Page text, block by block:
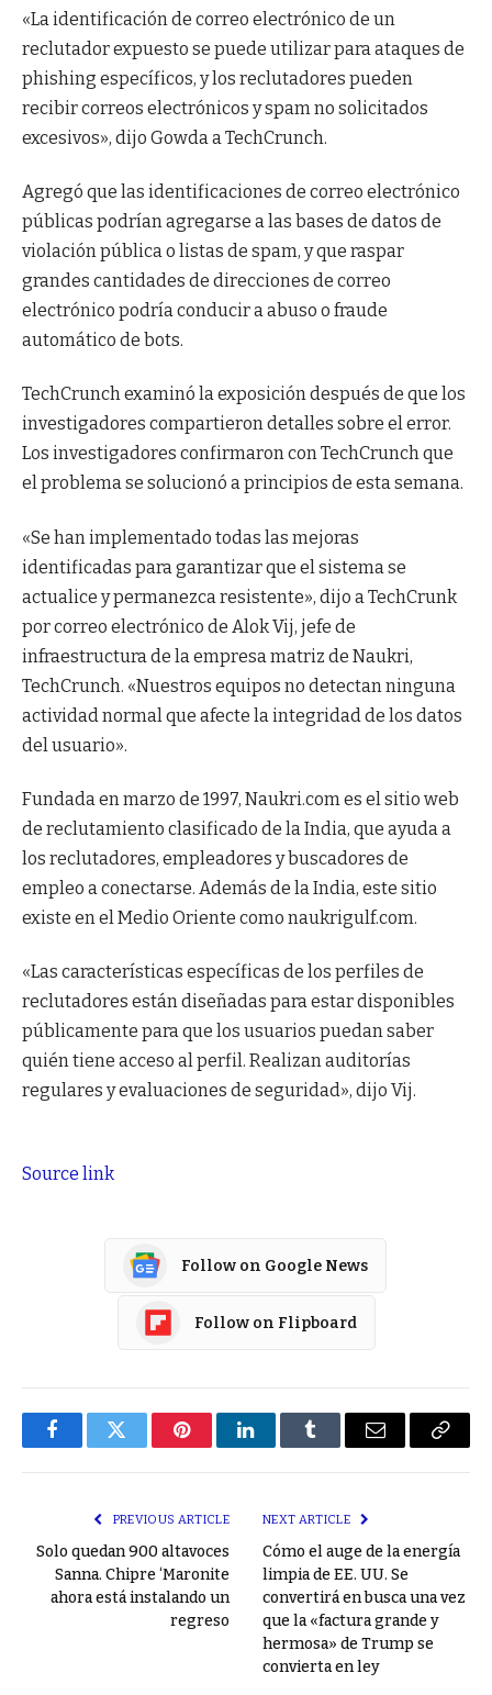
«La identificación de correo electrónico de un
reclutador expuesto se puede utilizar para ataques de
phishing específicos, y los reclutadores pueden
recibir correos electrónicos y spam no solicitados
excesivos», dijo Gowda a TechCrunch.
Agregó que las identificaciones de correo electrónico
públicas podrían agregarse a las bases de datos de
violación pública o listas de spam, y que raspar
grandes cantidades de direcciones de correo
electrónico podría conducir a abuso o fraude
automático de bots.
TechCrunch examinó la exposición después de que los
investigadores compartieron detalles sobre el error.
Los investigadores confirmaron con TechCrunch que
el problema se solucionó a principios de esta semana.
«Se han implementado todas las mejoras
identificadas para garantizar que el sistema se
actualice y permanezca resistente», dijo a TechCrunk
por correo electrónico de Alok Vij, jefe de
infraestructura de la empresa matriz de Naukri,
TechCrunch. «Nuestros equipos no detectan ninguna
actividad normal que afecte la integridad de los datos
del usuario».
Fundada en marzo de 1997, Naukri.com es el sitio web
de reclutamiento clasificado de la India, que ayuda a
los reclutadores, empleadores y buscadores de
empleo a conectarse. Además de la India, este sitio
existe en el Medio Oriente como naukrigulf.com.
«Las características específicas de los perfiles de
reclutadores están diseñadas para estar disponibles
públicamente para que los usuarios puedan saber
quién tiene acceso al perfil. Realizan auditorías
regulares y evaluaciones de seguridad», dijo Vij.
Source link
Follow on Google News
Follow on Flipboard
FacebookTwitter PinterestLinkedInTumblr Email
Copy
PREVIOUS ARTICLE
Solo quedan 900 altavoces
Sanna. Chipre ‘Maronite
ahora está instalando un
regreso
NEXT ARTICLE
Cómo el auge de la energía
limpia de EE. UU. Se
convertirá en busca una vez
que la «factura grande y
hermosa» de Trump se
convierta en ley